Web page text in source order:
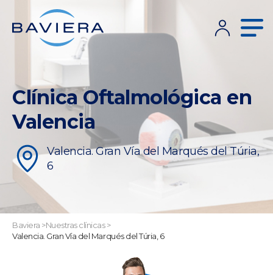
Clínica Oftalmológica en
Valencia
Valencia. Gran Vía del Marqués del Túria,
6
Baviera >Nuestras clínicas>
Valencia. Gran Vía del Marqués del Túria, 6